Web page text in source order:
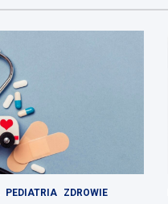
PEDIATRIA ZDROWIE